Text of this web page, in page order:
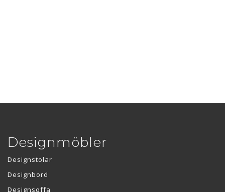
Designmöbler
Designstolar
Designbord
Designsoffa